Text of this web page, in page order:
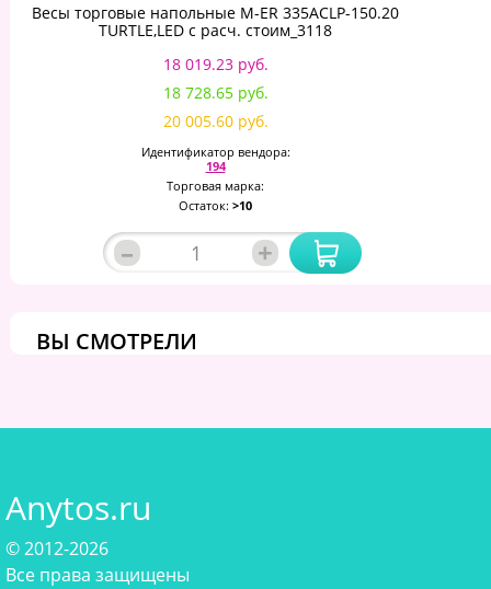
Весы торговые напольные M-ER 335ACLP-150.20
TURTLE,LED с расч. стоим_3118
18 019.23 руб.
18 728.65 руб.
20 005.60 руб.
Идентификатор вендора:
194
Торговая марка:
Остаток: >10
– +
ВЫ СМОТРЕЛИ
Anytos.ru
© 2012-2026
Все права защищены